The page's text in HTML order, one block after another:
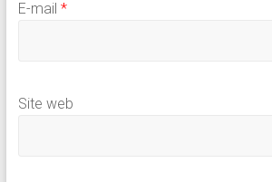
E-mail *
Site web